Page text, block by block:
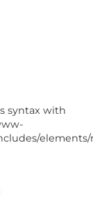
syntax with